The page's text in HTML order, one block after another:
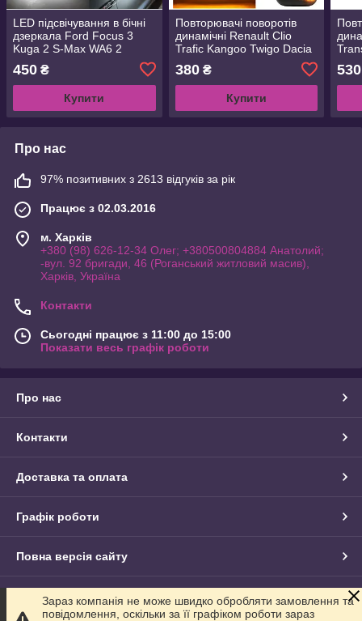
LED підсвічування в бічні
дзеркала Ford Focus 3
Kuga 2 S-Max WA6 2
Mondeo 4 5 Grand C-max
2 Escape
450 ₴
Купити
Повторювачі поворотів
динамічні Renault Clio
Trafic Kangoo Twigo Dacia
Interstar Primastar
380₴
Купити
530
Про нас
97% позитивних з 2613 відгуків за рік
Працює з 02.03.2016
м. Харків
+380 (98) 626-12-34 Олег; +380500804884 Анатолий;
-вул. 92 бригади, 46 (Роганський житловий масив),
Харків, Україна
Контакти
Сьогодні працює з 11:00 до 15:00
Показати весь графік роботи
Про нас
Контакти
Доставка та оплата
Графік роботи
Повна версія сайту
Сайт створено на маркетплейсі Prom.ua
Зараз компанія не може швидко обробляти замовлення та
повідомлення, оскільки за її графіком роботи зараз